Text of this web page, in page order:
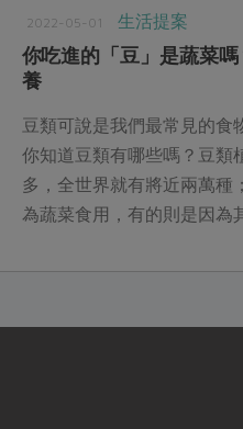
2022-05-01 生活提案
你吃進的「豆」是蔬菜
養
豆類可說是我們最常見的食
你知道豆類有哪些嗎？豆類
多，全世界就有將近兩萬種
為蔬菜食用，有的則是因為
業、醫療原料所用。不過這